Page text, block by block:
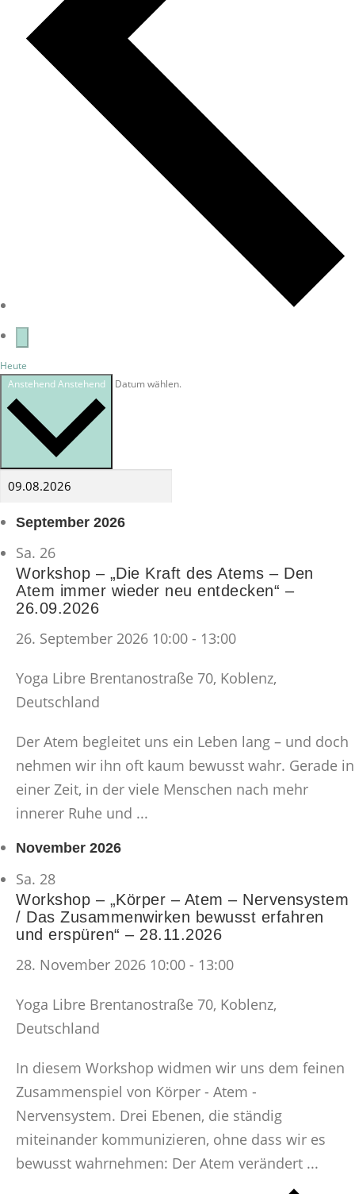
Heute
AnstehendAnstehend Datum wählen.
September 2026
Sa. 26
Workshop – „Die Kraft des Atems – Den
Atem immer wieder neu entdecken“ –
26.09.2026
26. September 2026 10:00 - 13:00
Yoga Libre Brentanostraße 70, Koblenz,
Deutschland
Der Atem begleitet uns ein Leben lang – und doch
nehmen wir ihn oft kaum bewusst wahr. Gerade in
einer Zeit, in der viele Menschen nach mehr
innerer Ruhe und ...
November 2026
Sa. 28
Workshop – „Körper – Atem – Nervensystem
/ Das Zusammenwirken bewusst erfahren
und erspüren“ – 28.11.2026
28. November 2026 10:00 - 13:00
Yoga Libre Brentanostraße 70, Koblenz,
Deutschland
In diesem Workshop widmen wir uns dem feinen
Zusammenspiel von Körper - Atem -
Nervensystem. Drei Ebenen, die ständig
miteinander kommunizieren, ohne dass wir es
bewusst wahrnehmen: Der Atem verändert ...